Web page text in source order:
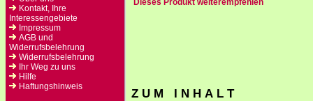
Kontakt, Ihre
Interessengebiete
Impressum
AGB und
Widerrufsbelehrung
Widerrufsbelehrung
Ihr Weg zu uns
Hilfe
Haftungshinweis
Dieses Produkt weiterempfehlen
Z U M I N H A L T